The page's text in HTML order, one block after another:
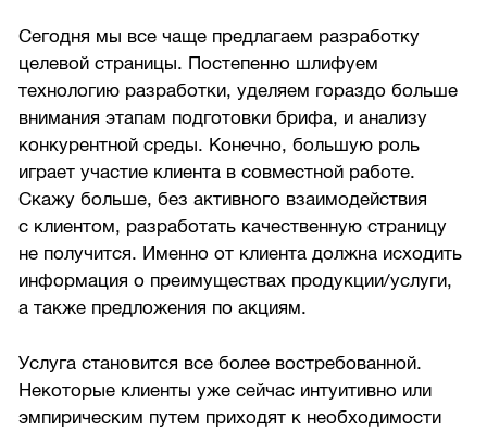
Сегодня мы все чаще предлагаем разработку
целевой страницы. Постепенно шлифуем
технологию разработки, уделяем гораздо больше
внимания этапам подготовки брифа, и анализу
конкурентной среды. Конечно, большую роль
играет участие клиента в совместной работе.
Скажу больше, без активного взаимодействия
с клиентом, разработать качественную страницу
не получится. Именно от клиента должна исходить
информация о преимуществах продукции/услуги,
а также предложения по акциям.
Услуга становится все более востребованной.
Некоторые клиенты уже сейчас интуитивно или
эмпирическим путем приходят к необходимости